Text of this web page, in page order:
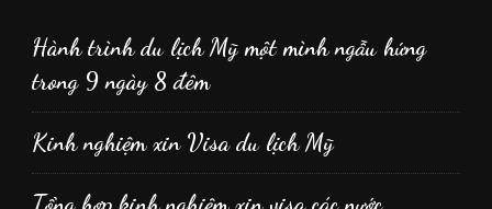
Hành trình du lịch Mỹ một mình ngẫu hứng
trong 9 ngày 8 đêm
Kinh nghiệm xin Visa du lịch Mỹ
Tổng hợp kinh nghiệm xin visa các nước